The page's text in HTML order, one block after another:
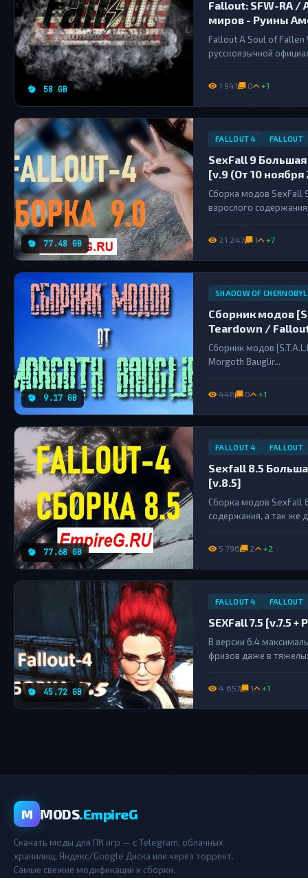
58 GB
Fallout: SFW-RA /
миров - Руины
Fallout A Soul of Fallen
русскоязычной
новых локаций,
1 941 0 +1
77.48 GB
FALLOUT 4 FALLOUT
SexFall 9
[v.9 (От 10 ноября
Сборка модов SexFall
взрослого
21 247 1 +7
9.17 GB
SHADOW OF CHERNOBYL
Сборник модов
Teardown /
Сборник модов
Morgoth Bauglir...
448 0 +1
77.68 GB
FALLOUT 4 FALLOUT
Sexfall 8.5
[v.8.5]
Сборка модов SexFall
содержания, а так же
сразу готовы к
5 796 2 +2
45.72 GB
FALLOUT 4 FALLOUT
SEXFall 7.5 [v.7.5
В версии 6.4
фризов даже в
4 657 1 +1
M MODS.EmpireG
Скачать моды для ПК игр — с Telegram, облачных
хранилищ, Яндекс/Google Диска или через торрент.
Самые свежие модификации и сборки.